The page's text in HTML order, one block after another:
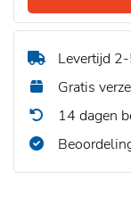
Levertijd
Gratis
14 dagen